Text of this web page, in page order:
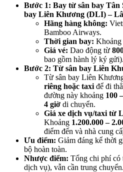
Bước 1: Bay từ sân bay Tân
bay Liên Khương (DLI) –
Hãng hàng không:
Bamboo Airways.
Thời gian bay: Khoảng
Giá vé: Dao động từ
bao gồm hành lý ký gửi).
Bước 2: Từ sân bay Liên
Từ sân bay Liên
riêng hoặc taxi để đi
đường này khoảng 100
4 giờ di chuyển.
Giá xe dịch vụ/taxi từ
Khoảng 1.200.000 –
điểm đến và nhà cung
Ưu điểm: Giảm đáng kể thời
bộ hoàn toàn.
Nhược điểm: Tổng chi phí có
dịch vụ), vẫn cần trung chuyển.